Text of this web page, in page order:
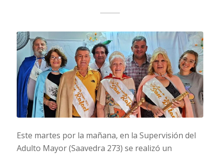
Este martes por la mañana, en la Supervisión del
Adulto Mayor (Saavedra 273) se realizó un